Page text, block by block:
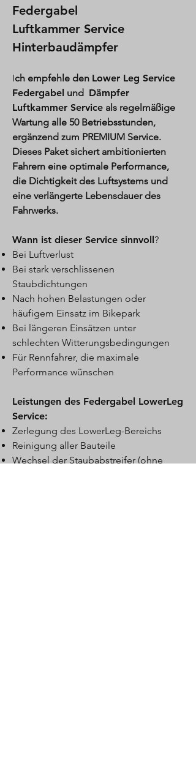
Federgabel
Luftkammer Service
Hinterbaudämpfer
Ich empfehle den Lower Leg Service
Federgabel und Dämpfer
Luftkammer Service als regelmäßige
Wartung alle 50 Betriebsstunden,
ergänzend zum PREMIUM Service.
Dieses Paket sichert ambitionierten
Fahrern eine optimale Performance,
die Dichtigkeit des Luftsystems und
eine verlängerte Lebensdauer des
Fahrwerks.
Wann ist dieser Service sinnvoll?
Bei Luftverlust
Bei stark verschlissenen
Staubdichtungen
Nach hohen Belastungen oder
häufigem Einsatz im Bikepark
Bei längeren Einsätzen unter
schlechten Witterungsbedingungen
Für Rennfahrer, die maximale
Performance wünschen
Leistungen des Federgabel LowerLeg
Service:
Zerlegung des LowerLeg-Bereichs
Reinigung aller Bauteile
Wechsel der Staubabstreifer (ohne